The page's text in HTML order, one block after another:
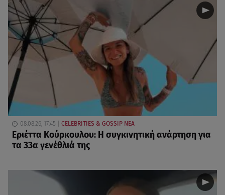
08.08.26, 17:45 CELEBRITIES & GOSSIP ΝΕΑ
Εριέττα Κούρκουλου: Η συγκινητική ανάρτηση για
τα 33α γενέθλιά της